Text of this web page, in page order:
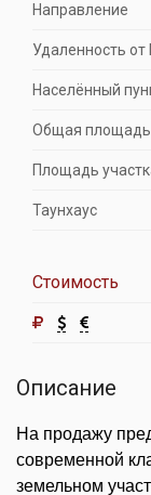
Направление
Удаленность
Населённый
Общая
Площадь
Таунхаус
Стоимость
Описание
На продажу
современной
земельном